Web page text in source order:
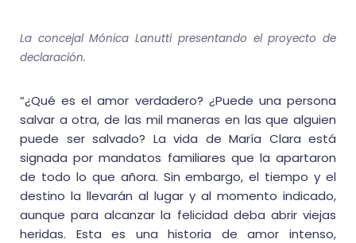
La concejal Mónica Lanutti presentando el proyecto de
declaración.
“¿Qué es el amor verdadero? ¿Puede una persona
salvar a otra, de las mil maneras en las que alguien
puede ser salvado? La vida de María Clara está
signada por mandatos familiares que la apartaron
de todo lo que añora. Sin embargo, el tiempo y el
destino la llevarán al lugar y al momento indicado,
aunque para alcanzar la felicidad deba abrir viejas
heridas. Esta es una historia de amor intenso,